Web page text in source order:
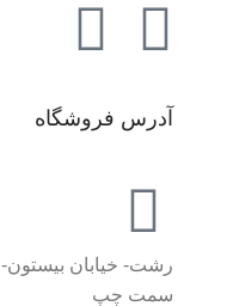
آدرس فروشگاه
رشت- خیابان بیستون-
سمت چپ